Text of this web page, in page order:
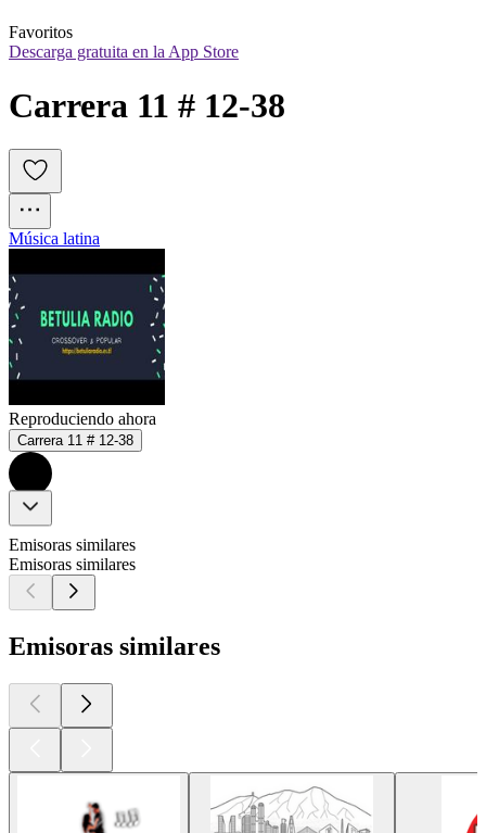
Favoritos
Descarga gratuita en la App Store
Carrera 11 # 12-38
Música latina
Reproduciendo ahora
Carrera 11 # 12-38
Emisoras similares
Emisoras similares
Emisoras similares